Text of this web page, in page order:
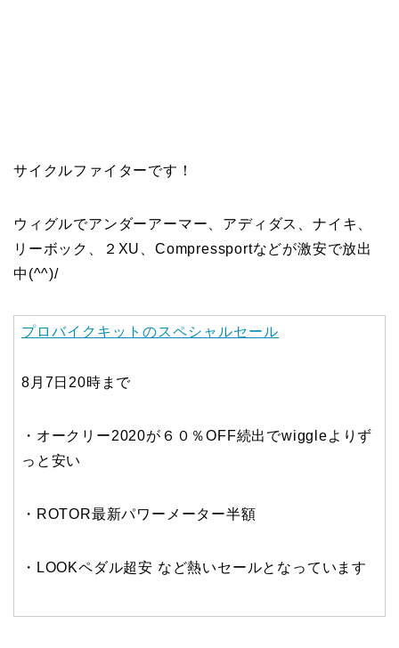
サイクルファイターです！
ウィグルでアンダーアーマー、アディダス、ナイキ、
リーボック、２XU、Compressportなどが激安で放出
中(^^)/
プロバイクキットのスペシャルセール
8月7日20時まで
・オークリー2020が６０％OFF続出でwiggleよりず
っと安い
・ROTOR最新パワーメーター半額
・LOOKペダル超安 など熱いセールとなっています